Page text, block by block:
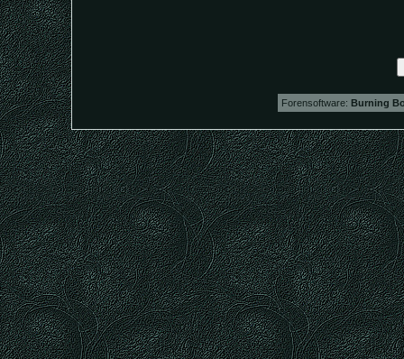
Forensoftware: Burning